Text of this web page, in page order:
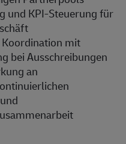
und KPI-Steuerung für
mit
bei Ausschreibungen
an